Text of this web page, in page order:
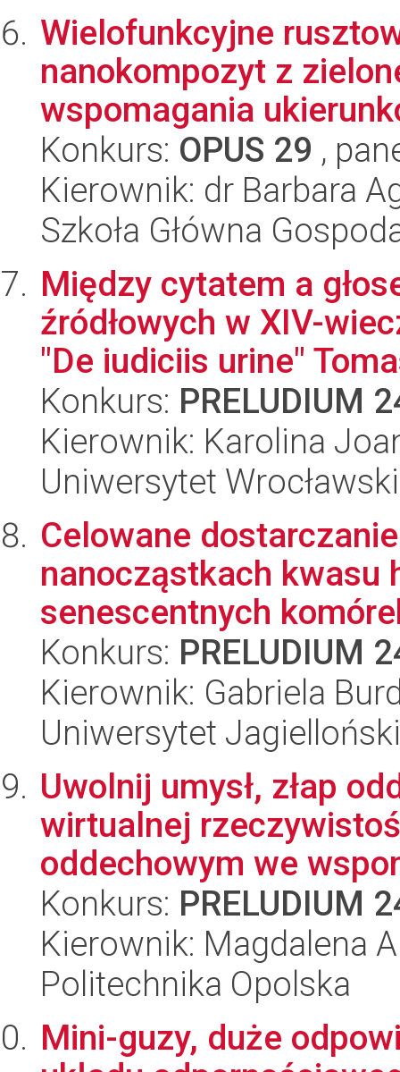
Wielofunkcyjne
nanokompozyt z
wspomagania
Konkurs: OPUS 29 ,
Kierownik: dr Barbara
Szkoła Główna
Między cytatem a
źródłowych w XIV-
"De iudiciis urine"
Konkurs: PRELUDIUM
Kierownik: Karolina
Uniwersytet Wrocławski
Celowane
nanocząstkach kwasu
senescentnych
Konkurs: PRELUDIUM
Kierownik: Gabriela
Uniwersytet Jagielloński
Uwolnij umysł, złap
wirtualnej
oddechowym we
Konkurs: PRELUDIUM
Kierownik: Magdalena
Politechnika Opolska
Mini-guzy, duże